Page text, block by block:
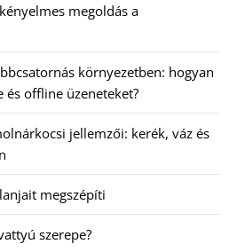
megoldás a
környezetben: hogyan
és offline üzeneteket?
jellemzői: kerék, váz és
megszépíti
szerepe?